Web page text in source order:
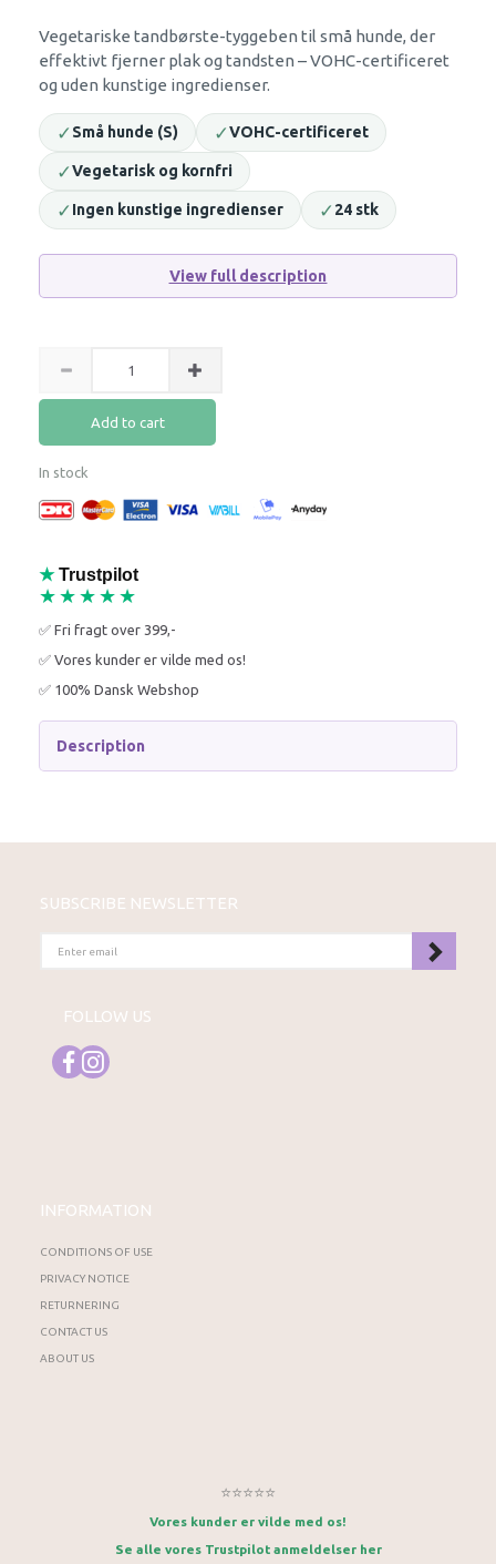
Vegetariske tandbørste-tyggeben til små hunde, der
effektivt fjerner plak og tandsten – VOHC-certificeret
og uden kunstige ingredienser.
✓Små hunde (S) ✓VOHC-certificeret
✓Vegetarisk og kornfri
✓Ingen kunstige ingredienser ✓24 stk
View full description
Add to cart
In stock
★ Trustpilot
★★★★★
✅ Fri fragt over 399,-
✅ Vores kunder er vilde med os!
✅ 100% Dansk Webshop
Description
SUBSCRIBE NEWSLETTER
EMAIL
FOLLOW US
INFORMATION
CONDITIONS OF USE
PRIVACY NOTICE
RETURNERING
CONTACT US
ABOUT US
⭐⭐⭐⭐⭐
Vores kunder er vilde med os!
Se alle vores Trustpilot anmeldelser her